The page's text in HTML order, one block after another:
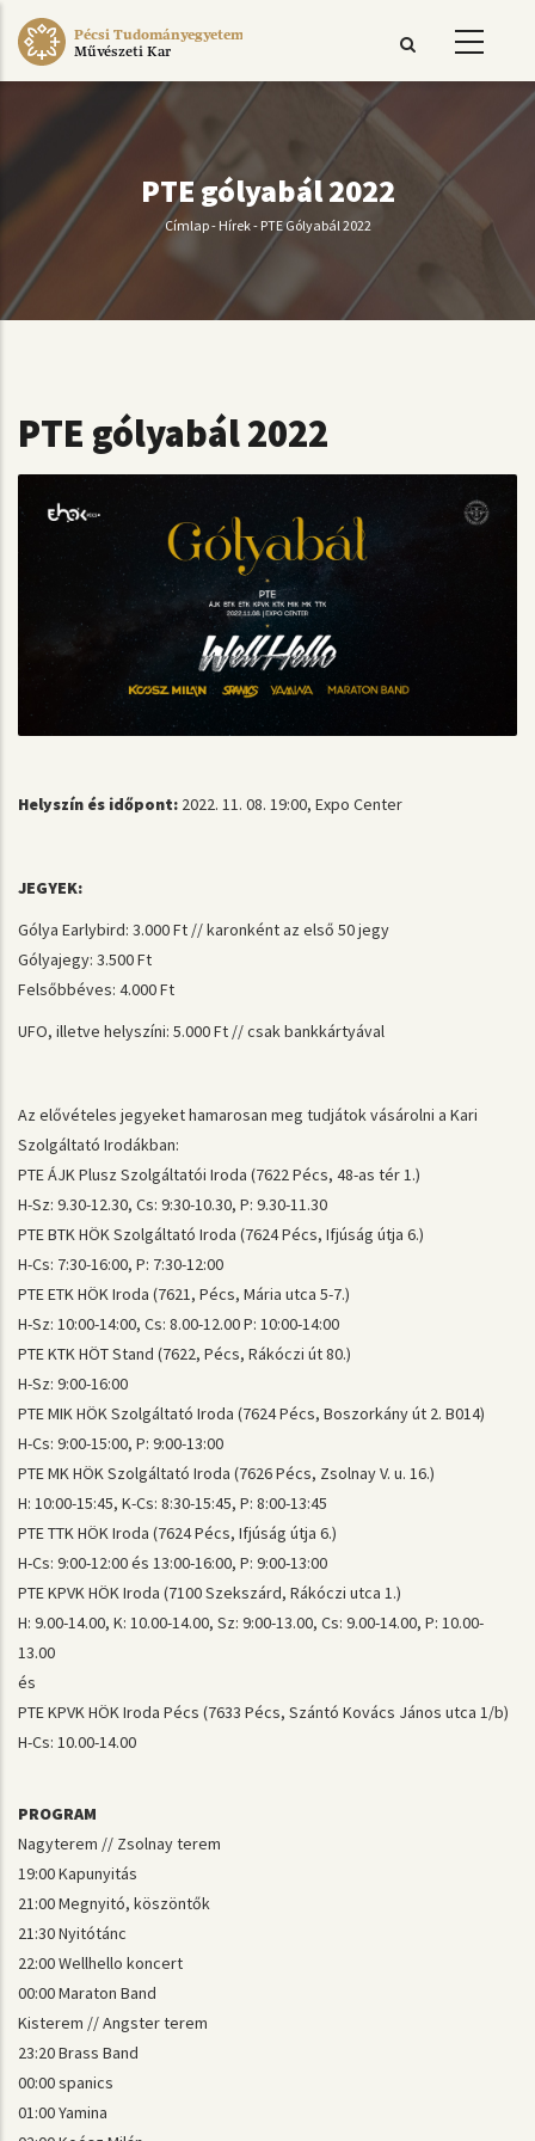
Ugrás
Pécsi Tudományegyetem
Művészeti Kar
PTE gólyabál 2022
Morzsa
Címlap- Hírek- PTE Gólyabál 2022
PTE gólyabál 2022
Helyszín és időpont: 2022. 11. 08. 19:00, Expo Center
JEGYEK:
Gólya Earlybird: 3.000 Ft // karonként az első 50 jegy
Gólyajegy: 3.500 Ft
Felsőbbéves: 4.000 Ft
UFO, illetve helyszíni: 5.000 Ft // csak bankkártyával
Az elővételes jegyeket hamarosan meg tudjátok vásárolni a Kari
Szolgáltató Irodákban:
PTE ÁJK Plusz Szolgáltatói Iroda (7622 Pécs, 48-as tér 1.)
H-Sz: 9.30-12.30, Cs: 9:30-10.30, P: 9.30-11.30
PTE BTK HÖK Szolgáltató Iroda (7624 Pécs, Ifjúság útja 6.)
H-Cs: 7:30-16:00, P: 7:30-12:00
PTE ETK HÖK Iroda (7621, Pécs, Mária utca 5-7.)
H-Sz: 10:00-14:00, Cs: 8.00-12.00 P: 10:00-14:00
PTE KTK HÖT Stand (7622, Pécs, Rákóczi út 80.)
H-Sz: 9:00-16:00
PTE MIK HÖK Szolgáltató Iroda (7624 Pécs, Boszorkány út 2. B014)
H-Cs: 9:00-15:00, P: 9:00-13:00
PTE MK HÖK Szolgáltató Iroda (7626 Pécs, Zsolnay V. u. 16.)
H: 10:00-15:45, K-Cs: 8:30-15:45, P: 8:00-13:45
PTE TTK HÖK Iroda (7624 Pécs, Ifjúság útja 6.)
H-Cs: 9:00-12:00 és 13:00-16:00, P: 9:00-13:00
PTE KPVK HÖK Iroda (7100 Szekszárd, Rákóczi utca 1.)
H: 9.00-14.00, K: 10.00-14.00, Sz: 9:00-13.00, Cs: 9.00-14.00, P: 10.00-
13.00
és
PTE KPVK HÖK Iroda Pécs (7633 Pécs, Szántó Kovács János utca 1/b)
H-Cs: 10.00-14.00
PROGRAM
Nagyterem // Zsolnay terem
19:00 Kapunyitás
21:00 Megnyitó, köszöntők
21:30 Nyitótánc
22:00 Wellhello koncert
00:00 Maraton Band
Kisterem // Angster terem
23:20 Brass Band
00:00 spanics
01:00 Yamina